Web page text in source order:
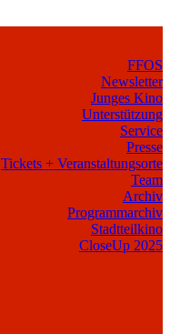
FFOS
Newsletter
Junges Kino
Unterstützung
Service
Presse
Tickets + Veranstaltungsorte
Team
Archiv
Programmarchiv
Stadtteilkino
CloseUp 2025